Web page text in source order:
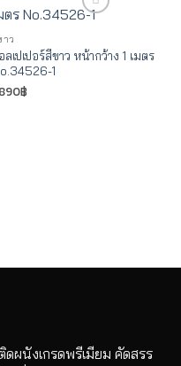
าว
ลเปเปอร์สีขาว หน้ากว้าง 1 เมตร
1
฿
ผนังเกรดพรีเมียม คัดสรร